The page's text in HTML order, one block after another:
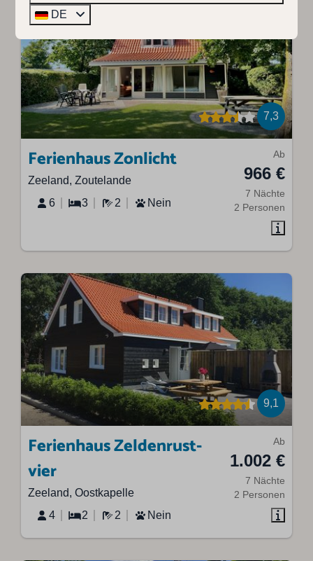
7,3
Ab
966 €
7 Nächte
2 Personen
Ferienhaus Zonlicht
Zeeland, Zoutelande
6
3 2 Nein
9,1
Ab
1.002 €
7 Nächte
2 Personen
Ferienhaus Zeldenrust-
vier
Zeeland, Oostkapelle
4
2 2 Nein
DE